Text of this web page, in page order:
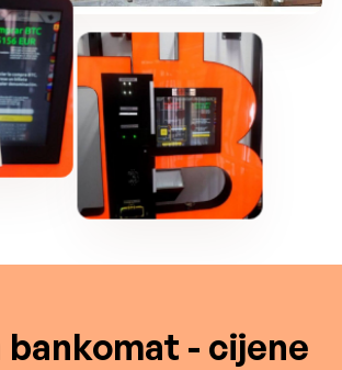
- cijene